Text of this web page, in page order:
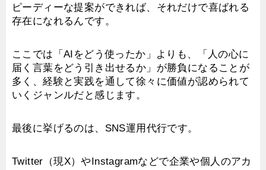
ピーディーな提案ができれば、それだけで喜ばれる
存在になれるんです。
ここでは「AIをどう使ったか」よりも、「人の心に
届く言葉をどう引き出せるか」が勝負になることが
多く、経験と実践を通して徐々に価値が認められて
いくジャンルだと感じます。
最後に挙げるのは、SNS運用代行です。
Twitter（現X）やInstagramなどで企業や個人のアカ